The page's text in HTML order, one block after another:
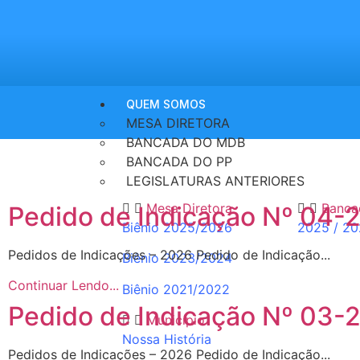
QUEM SOMOS
MESA DIRETORA
BANCADA DO MDB
BANCADA DO PP
LEGISLATURAS ANTERIORES
Mesa Diretora
Biênio 2025/2026
Biênio 2023/2024
Biênio 2021/2022
Município
Nossa História
2025 /
Pedido de Indicação Nº 04-
Pedidos de Indicações – 2026 Pedido de Indicação...
Continuar Lendo...
Pedido de Indicação Nº 03-
Pedidos de Indicações – 2026 Pedido de Indicação...